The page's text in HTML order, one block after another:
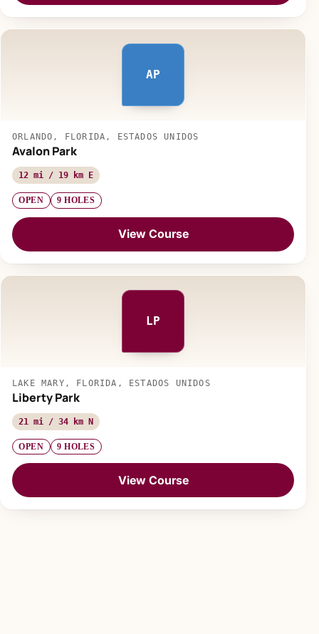
AP
ORLANDO, FLORIDA, ESTADOS UNIDOS
Avalon Park
12 mi / 19 km E
OPEN 9 HOLES
View Course
LP
LAKE MARY, FLORIDA, ESTADOS UNIDOS
Liberty Park
21 mi / 34 km N
OPEN 9 HOLES
View Course